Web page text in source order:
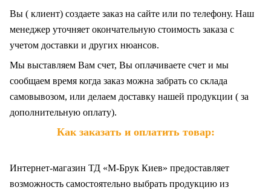
Вы ( клиент) создаете заказ на сайте или по телефону. Наш
менеджер уточняет окончательную стоимость заказа с
учетом доставки и других нюансов.
Мы выставляем Вам счет, Вы оплачиваете счет и мы
сообщаем время когда заказ можна забрать со склада
самовывозом, или делаем доставку нашей продукции ( за
дополнительную оплату).
Как заказать и оплатить товар:
Интернет-магазин ТД «М-Брук Киев» предоставляет
возможность самостоятельно выбрать продукцию из